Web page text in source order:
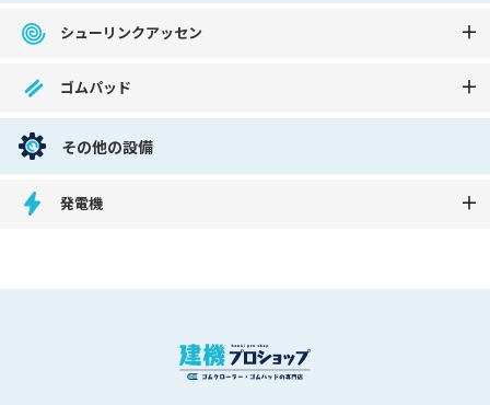
シューリンクアッセン
ゴムパッド
その他の設備
発電機